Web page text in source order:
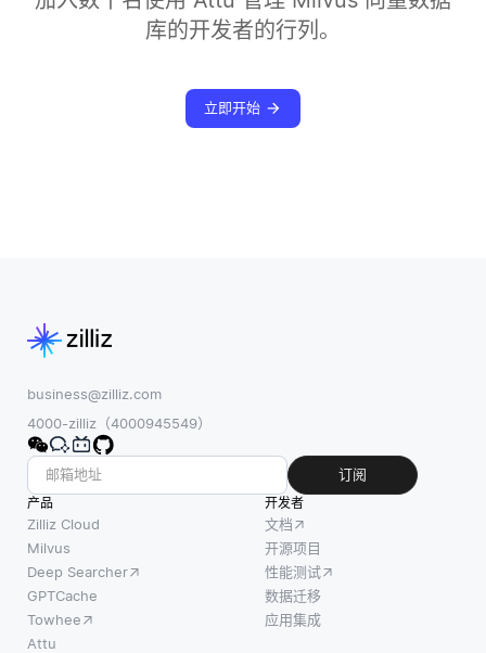
库的开发者的行列。
立即开始
business@zilliz.com
4000-zilliz（4000945549）
订阅
产品
Zilliz Cloud
Milvus
Deep Searcher
GPTCache
Towhee
Attu
开发者
文档
开源项目
性能测试
数据迁移
应用集成